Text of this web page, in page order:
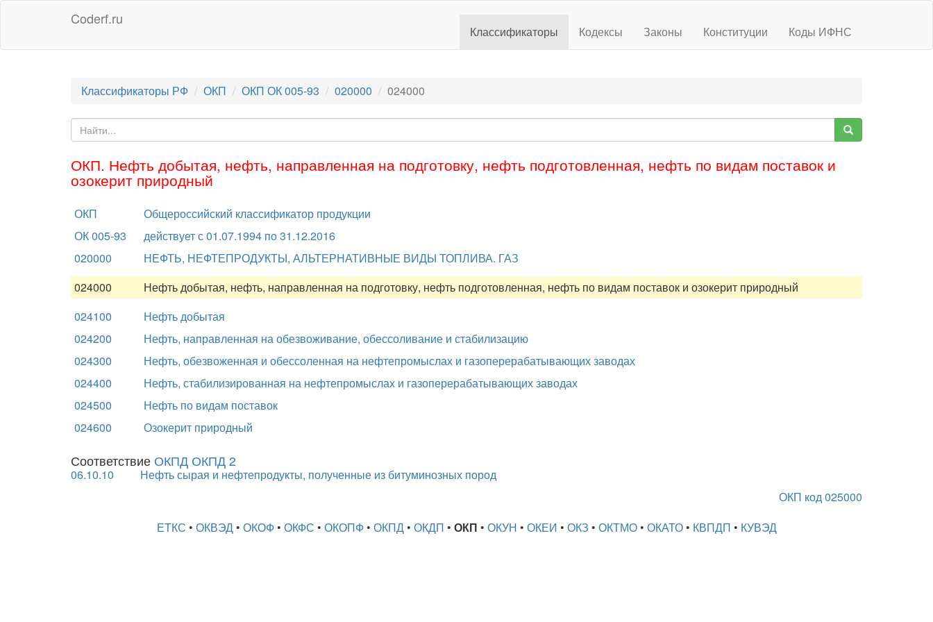
Coderf.ru
Классификаторы Кодексы Законы Конституции Коды ИФНС
Классификаторы РФ ОКП ОКП ОК 005-93 020000 024000
ОКП. Нефть добытая, нефть, направленная на подготовку, нефть подготовленная, нефть по видам поставок и
озокерит природный
ОКП
Общероссийский классификатор продукции
ОК 005-93
действует с 01.07.1994 по 31.12.2016
020000
НЕФТЬ, НЕФТЕПРОДУКТЫ, АЛЬТЕРНАТИВНЫЕ ВИДЫ ТОПЛИВА. ГАЗ
024000
Нефть добытая, нефть, направленная на подготовку, нефть подготовленная, нефть по видам поставок и озокерит природный
024100
Нефть добытая
024200
Нефть, направленная на обезвоживание, обессоливание и стабилизацию
024300
Нефть, обезвоженная и обессоленная на нефтепромыслах и газоперерабатывающих заводах
024400
Нефть, стабилизированная на нефтепромыслах и газоперерабатывающих заводах
024500
Нефть по видам поставок
024600
Озокерит природный
Соответствие ОКПД ОКПД 2
06.10.10
Нефть сырая и нефтепродукты, полученные из битуминозных пород
ОКП код 025000
ЕТКС • ОКВЭД• ОКОФ• ОКФС • ОКОПФ• ОКПД• ОКДП • ОКП • ОКУН • ОКЕИ • ОКЗ • ОКТМО• ОКАТО• КВПДП • КУВЭД